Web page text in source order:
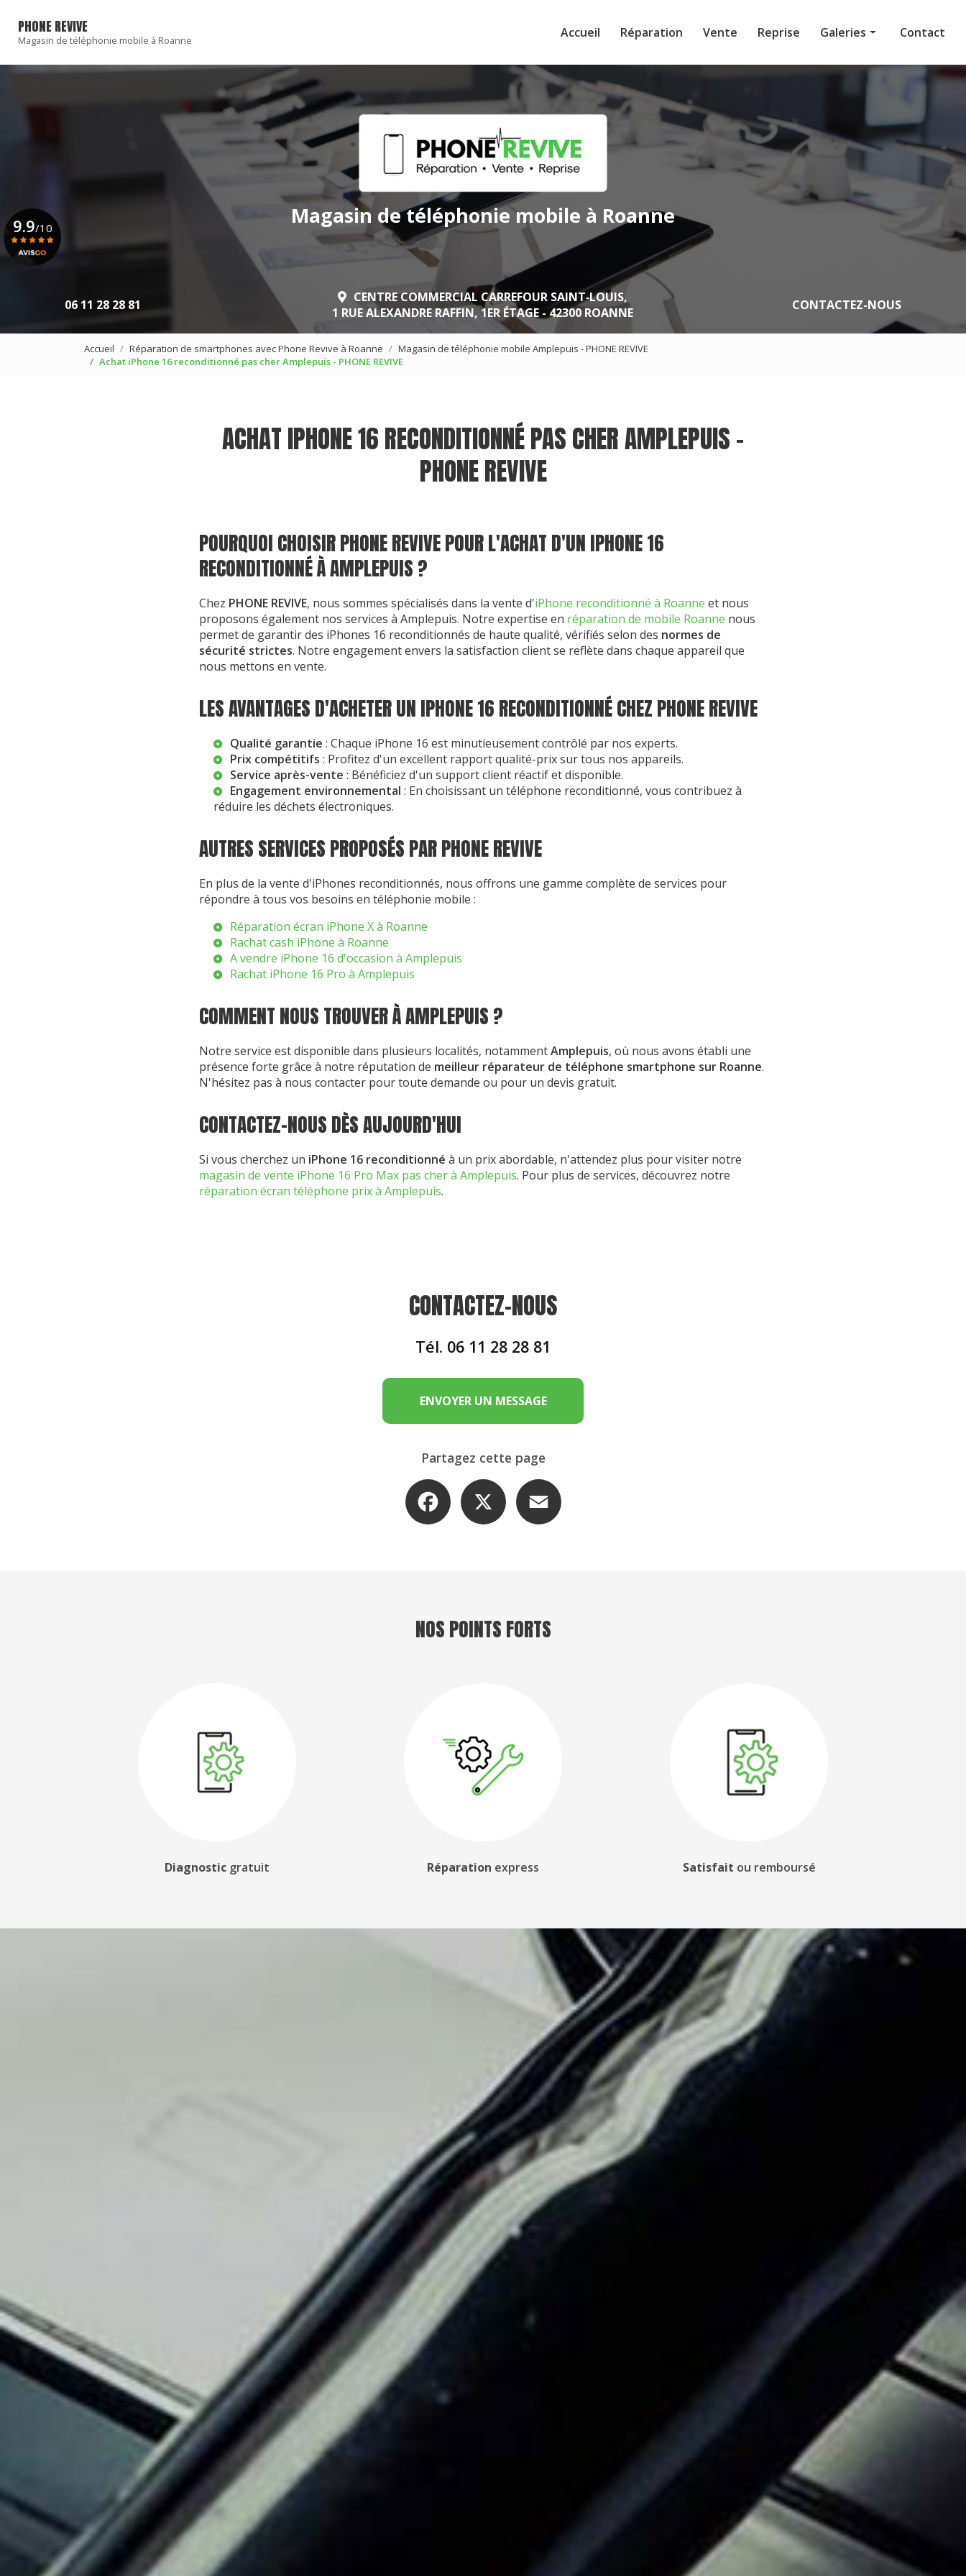
contenu
PHONE REVIVE
Magasin de téléphonie mobile à Roanne
Accueil
Réparation Vente Reprise Galeries Contact
Magasin de téléphonie mobile à Roanne
06 11 28 28 81
CENTRE COMMERCIAL CARREFOUR SAINT‑LOUIS,
1 RUE ALEXANDRE RAFFIN, 1ER ÉTAGE - 42300 ROANNE
CONTACTEZ-NOUS
9.9/10
Accueil Réparation de smartphones avec Phone Revive à Roanne
Magasin de téléphonie mobile Amplepuis - PHONE REVIVE
Achat iPhone 16 reconditionné pas cher Amplepuis - PHONE REVIVE
ACHAT IPHONE 16 RECONDITIONNÉ PAS CHER AMPLEPUIS -
PHONE REVIVE
POURQUOI CHOISIR PHONE REVIVE POUR L'ACHAT D'UN IPHONE 16
RECONDITIONNÉ À AMPLEPUIS ?
Chez PHONE REVIVE, nous sommes spécialisés dans la vente d'iPhone reconditionné à Roanne et nous
proposons également nos services à Amplepuis. Notre expertise en réparation de mobile Roanne nous
permet de garantir des iPhones 16 reconditionnés de haute qualité, vérifiés selon des normes de
sécurité strictes. Notre engagement envers la satisfaction client se reflète dans chaque appareil que
nous mettons en vente.
LES AVANTAGES D'ACHETER UN IPHONE 16 RECONDITIONNÉ CHEZ PHONE REVIVE
Qualité garantie : Chaque iPhone 16 est minutieusement contrôlé par nos experts.
Prix compétitifs : Profitez d'un excellent rapport qualité-prix sur tous nos appareils.
Service après-vente : Bénéficiez d'un support client réactif et disponible.
Engagement environnemental : En choisissant un téléphone reconditionné, vous contribuez à
réduire les déchets électroniques.
AUTRES SERVICES PROPOSÉS PAR PHONE REVIVE
En plus de la vente d'iPhones reconditionnés, nous offrons une gamme complète de services pour
répondre à tous vos besoins en téléphonie mobile :
Réparation écran iPhone X à Roanne
Rachat cash iPhone à Roanne
A vendre iPhone 16 d'occasion à Amplepuis
Rachat iPhone 16 Pro à Amplepuis
COMMENT NOUS TROUVER À AMPLEPUIS ?
Notre service est disponible dans plusieurs localités, notammentAmplepuis, où nous avons établi une
présence forte grâce à notre réputation de meilleur réparateur de téléphone smartphone sur Roanne.
N'hésitez pas à nous contacter pour toute demande ou pour un devis gratuit.
CONTACTEZ-NOUS DÈS AUJOURD'HUI
Si vous cherchez un iPhone 16 reconditionné à un prix abordable, n'attendez plus pour visiter notre
magasin de vente iPhone 16 Pro Max pas cher à Amplepuis. Pour plus de services, découvrez notre
réparation écran téléphone prix à Amplepuis.
CONTACTEZ-NOUS
Tél. 06 11 28 28 81
ENVOYER UN MESSAGE
Partagez cette page
Facebook
NOS POINTS FORTS
Diagnostic gratuit Réparation express Satisfait ou remboursé